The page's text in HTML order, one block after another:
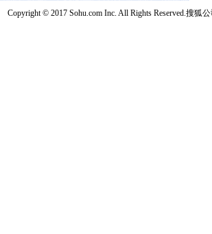
Copyright © 2017 Sohu.com Inc. All Rights Reserved.搜狐